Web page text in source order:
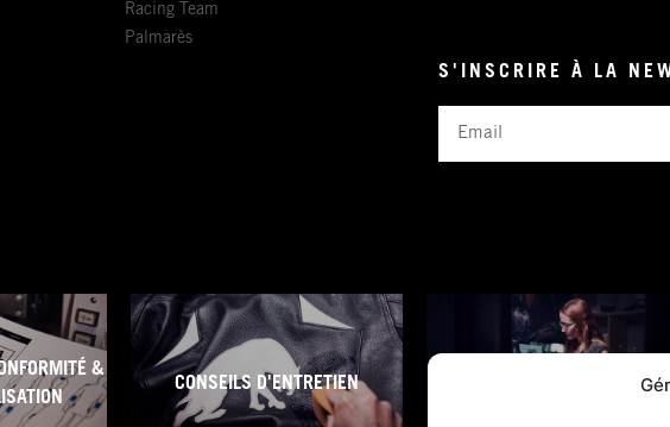
Racing Team
Palmarès
S'INSCRIRE À LA
&
CONSEILS D'ENTRETIEN CONDITIONS DE GARANTIE